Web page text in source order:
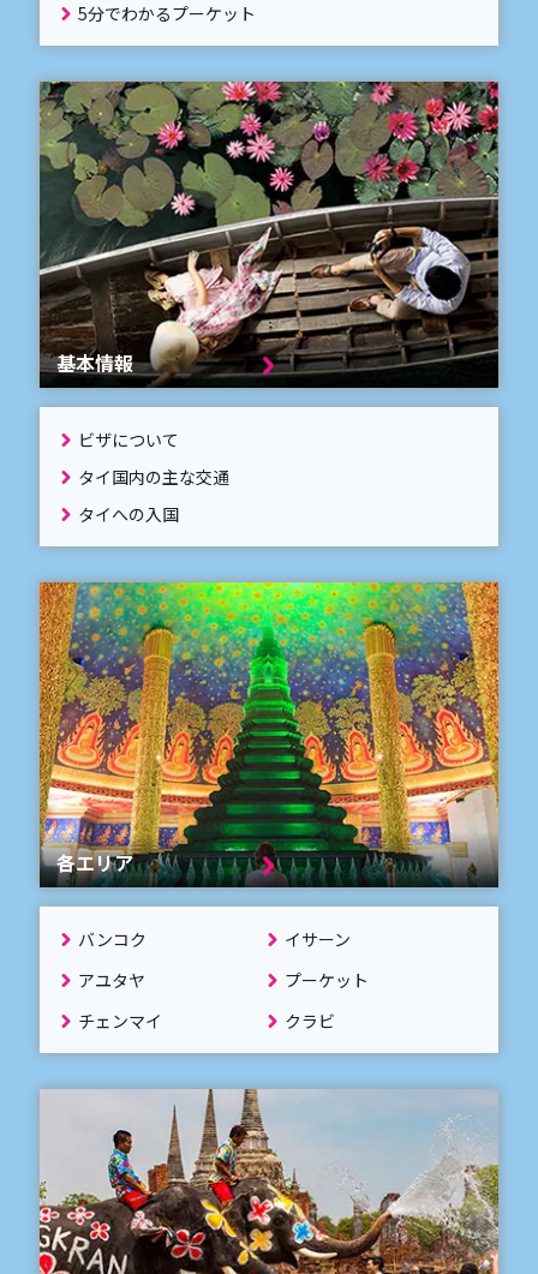
5分でわかるプーケット
基本情報
ビザについて
タイ国内の主な交通
タイへの入国
各エリア
バンコク
イサーン
アユタヤ
プーケット
チェンマイ
クラビ